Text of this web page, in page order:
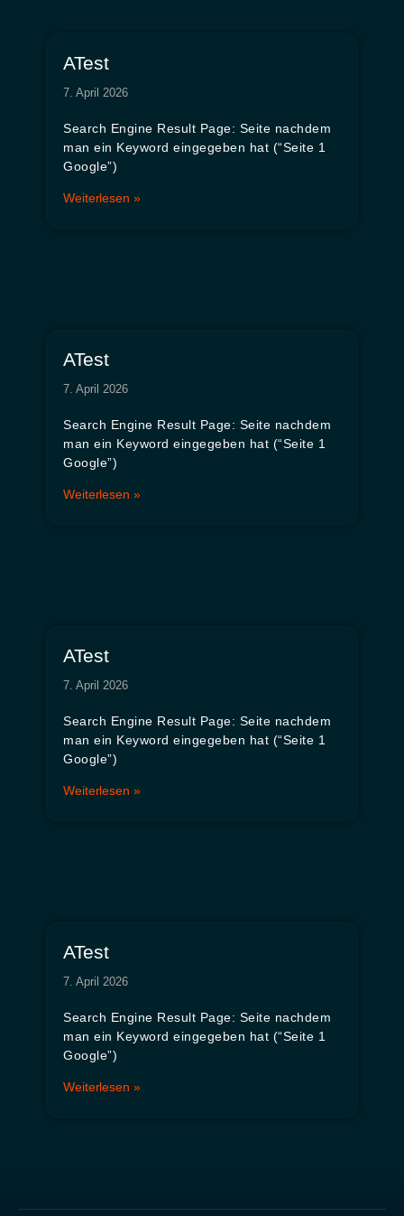
ATest
7. April 2026
Search Engine Result Page: Seite nachdem
man ein Keyword eingegeben hat (“Seite 1
Google”)
Weiterlesen »
ATest
7. April 2026
Search Engine Result Page: Seite nachdem
man ein Keyword eingegeben hat (“Seite 1
Google”)
Weiterlesen »
ATest
7. April 2026
Search Engine Result Page: Seite nachdem
man ein Keyword eingegeben hat (“Seite 1
Google”)
Weiterlesen »
ATest
7. April 2026
Search Engine Result Page: Seite nachdem
man ein Keyword eingegeben hat (“Seite 1
Google”)
Weiterlesen »